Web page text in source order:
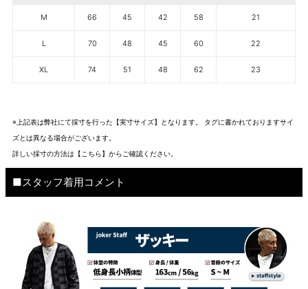
M 66 45 42 58 21
L 70 48 45 60 22
XL 74 51 48 62 23
※上記表は弊社にて採寸を行った【実寸サイズ】となります。 タグに書かれておりますサイ
ズとは異なる場合がございます。
詳しい採寸の方法は 【こちら】から ご確認ください。
■スタッフ着用コメント